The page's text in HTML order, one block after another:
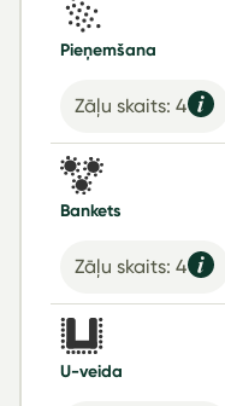
Pieņemšana
Zāļu skaits: 4
Bankets
Zāļu skaits: 4
U-veida